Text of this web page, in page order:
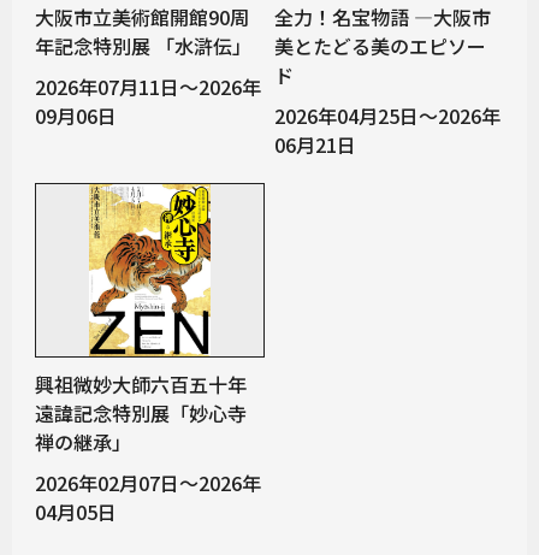
大阪市立美術館開館90周
年記念特別展 「水滸伝」
2026年07月11日～2026年
09月06日
全力！名宝物語 ―大阪市
美とたどる美のエピソー
ド
2026年04月25日～2026年
06月21日
興祖微妙大師六百五十年
遠諱記念特別展「妙心寺
禅の継承」
2026年02月07日～2026年
04月05日